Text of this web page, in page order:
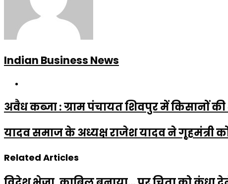
Indian Business News
अवैध कब्जा : ग्राम पंचायत शिवपुर में किसानों की
यादव समाज के अध्यक्ष राजेश यादव ने गृहमंत्री
Related Articles